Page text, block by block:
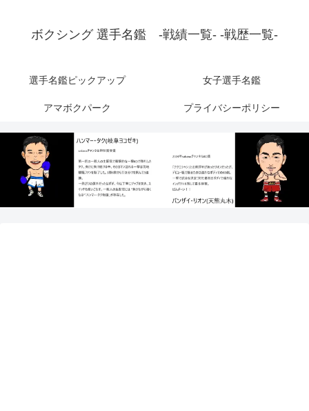
ボクシング 選手名鑑 -戦績一覧- -戦歴一覧-
選手名鑑ピックアップ 女子選手名鑑
アマボクパーク プライバシーポリシー